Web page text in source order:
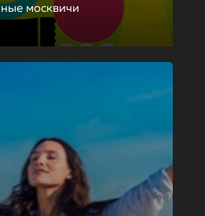
москвичи